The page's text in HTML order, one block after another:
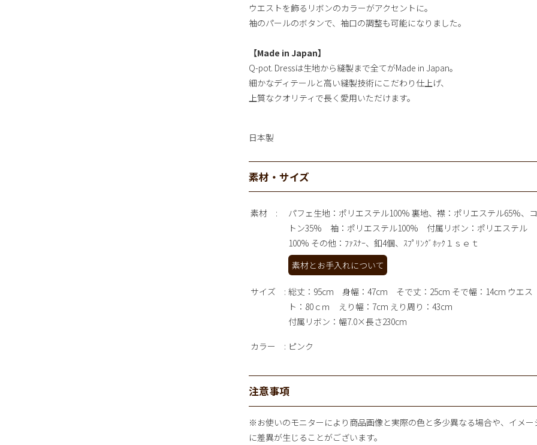
ウエストを飾るリボンのカラーがアクセントに。
袖のパールのボタンで、袖口の調整も可能になりました。
【Made in Japan】
Q-pot. Dressは生地から縫製まで全てがMade in Japan。
細かなディテールと高い縫製技術にこだわり仕上げ、
上質なクオリティで長く愛用いただけます。
日本製
素材・サイズ
素材
パフェ生地：ポリエステル100% 裏地、襟：ポリエステル65%、
トン35% 袖：ポリエステル100% 付属リボン：ポリエステル
100% その他：ﾌｧｽﾅｰ、釦4個、ｽﾌﾟﾘﾝｸﾞﾎｯｸ１ｓｅｔ
素材とお手入れについて
サイズ
総丈：95cm 身幅：47cm そで丈：25cm そで幅：14cm ウエス
ト：80ｃｍ えり幅：7cm えり周り：43cm
付属リボン：幅7.0×長さ230cm
カラー ピンク
注意事項
※お使いのモニターにより商品画像と実際の色と多少異なる場合や、イメー
に差異が生じることがございます。